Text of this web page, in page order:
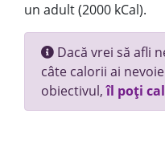
un adult (2000 kCal).
Dacă vrei să afli
câte calorii ai
obiectivul,îl poți